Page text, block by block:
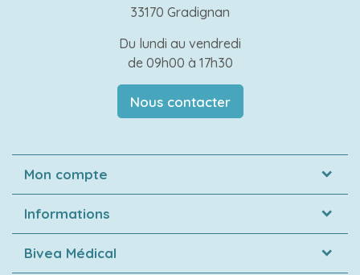
33170 Gradignan
Du lundi au vendredi
de 09h00 à 17h30
Nous contacter
Mon compte
Informations
Bivea Médical